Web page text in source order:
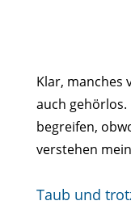
Klar, manches
auch gehörlos.
begreifen,
verstehen
Taub und